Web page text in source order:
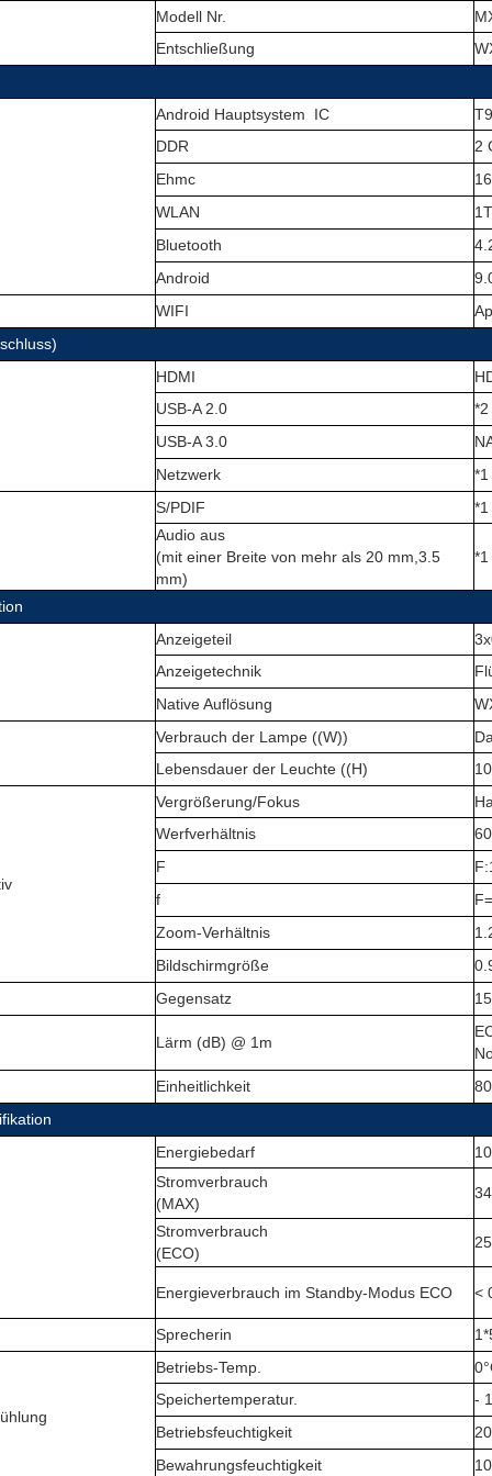
Modell Nr.
Entschließung
Android Hauptsystem IC
DDR
2
Ehmc
WLAN
Bluetooth
Android
WIFI
HDMI
USB-A 2.0
*2
USB-A 3.0
Netzwerk
*1
S/PDIF
*1
Audio aus
(mit einer Breite von mehr als 20 mm,3.5
mm)
*1
Anzeigeteil
Anzeigetechnik
Native Auflösung
Verbrauch der Lampe ((W))
Lebensdauer der Leuchte ((H)
Vergrößerung/Fokus
Werfverhältnis
F
f
Zoom-Verhältnis
Bildschirmgröße
Gegensatz
Lärm (dB) @ 1m
Einheitlichkeit
Energiebedarf
Stromverbrauch
(MAX)
Stromverbrauch
(ECO)
Energieverbrauch im Standby-Modus ECO <
Sprecherin
Betriebs-Temp. 0
Speichertemperatur.
-
Betriebsfeuchtigkeit
Bewahrungsfeuchtigkeit